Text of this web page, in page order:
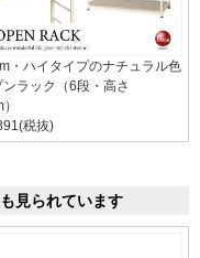
・ハイタイプのナチュラル色
ンラック（6段・高さ
税抜)
見られています